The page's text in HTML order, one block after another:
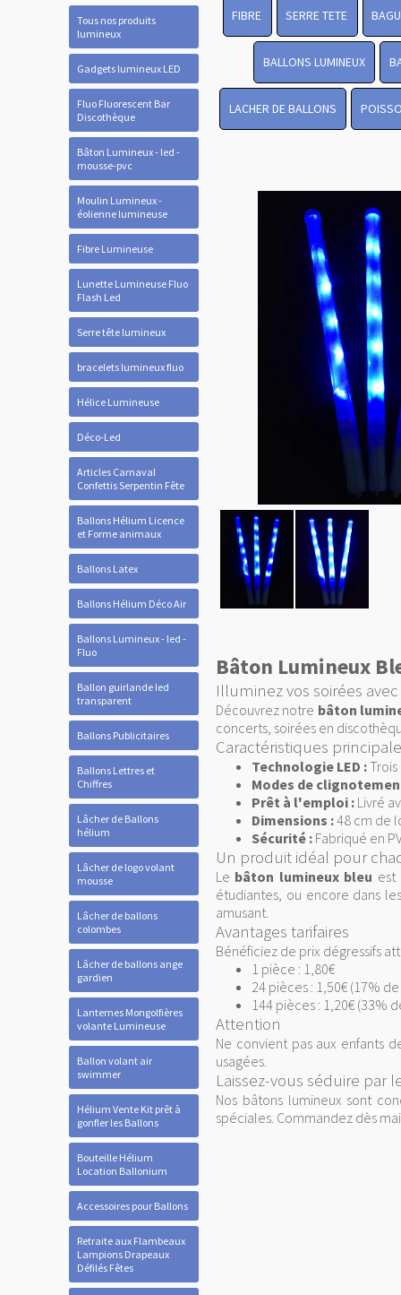
Tous nos produits
lumineux
Gadgets lumineux LED
Fluo Fluorescent Bar
Discothèque
Bâton Lumineux - led -
mousse-pvc
Moulin Lumineux -
éolienne lumineuse
Fibre Lumineuse
Lunette Lumineuse Fluo
Flash Led
Serre tête lumineux
bracelets lumineux fluo
Hélice Lumineuse
Déco-Led
Articles Carnaval
Confettis Serpentin Fête
Ballons Hélium Licence
et Forme animaux
Ballons Latex
Ballons Hélium Déco Air
Ballons Lumineux - led -
Fluo
Ballon guirlande led
transparent
Ballons Publicitaires
Ballons Lettres et
Chiffres
Lâcher de Ballons
hélium
Lâcher de logo volant
mousse
Lâcher de ballons
colombes
Lâcher de ballons ange
gardien
Lanternes Mongolfières
volante Lumineuse
Ballon volant air
swimmer
Hélium Vente Kit prêt à
gonfler les Ballons
Bouteille Hélium
Location Ballonium
Accessoires pour Ballons
Retraite aux Flambeaux
Lampions Drapeaux
Défilés Fêtes
FIBRE SERRE TETE
BALLONS LUMINEUX
LACHER DE BALLONS
Bâton Lumineux
Illuminez vos soirées
Découvrez notre bâton
concerts, soirées en
Caractéristiques
Technologie LED :
Modes de
Prêt à l'emploi : Livré
Dimensions :48 cm de
Sécurité : Fabriqué en
Un produit idéal pour
Le bâton lumineux bleu est
étudiantes, ou encore dans
amusant.
Avantages tarifaires
Bénéficiez de prix dégressifs
1 pièce : 1,80€
24 pièces : 1,50€ (17%
144 pièces : 1,20€ (33%
Attention
Ne convient pas aux enfants
usagées.
Laissez-vous séduire
Nos bâtons lumineux sont
spéciales. Commandez dès